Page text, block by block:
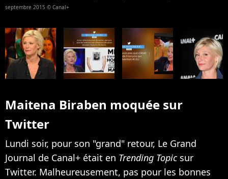
septembre 2015 © Canal+
Maitena Biraben moquée sur
Twitter
Lundi soir, pour son "grand" retour, Le Grand
Journal de Canal+ était en Trending Topicsur
Twitter. Malheureusement, pas pour les bonnes